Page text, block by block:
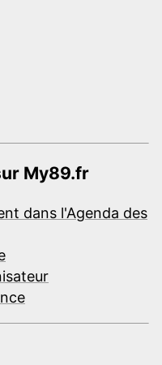
My89.fr
dans l'Agenda des